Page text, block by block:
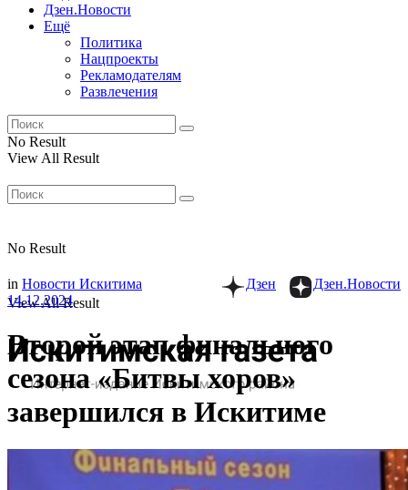
Дзен.Новости
Ещё
Политика
Нацпроекты
Рекламодателям
Развлечения
No Result
View All Result
No Result
View All Result
Дзен.Новости
Дзен
in Новости Искитима
14.12.2024
Второй этап финального
сезона «Битвы хоров»
завершился в Искитиме